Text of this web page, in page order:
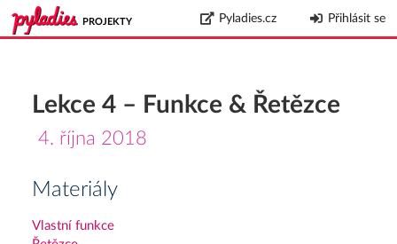
PROJEKTY Pyladies.cz Přihlásit se
Lekce 4 – Funkce & Řetězce
4. října 2018
Materiály
Vlastní funkce